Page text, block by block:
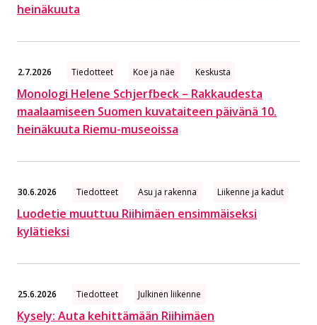
heinäkuuta
2.7.2026 Tiedotteet Koe ja näe Keskusta
Monologi Helene Schjerfbeck – Rakkaudesta
maalaamiseen Suomen kuvataiteen päivänä 10.
heinäkuuta Riemu-museoissa
30.6.2026 Tiedotteet Asu ja rakenna Liikenne ja kadut
Luodetie muuttuu Riihimäen ensimmäiseksi
kylätieksi
25.6.2026 Tiedotteet Julkinen liikenne
Kysely: Auta kehittämään Riihimäen